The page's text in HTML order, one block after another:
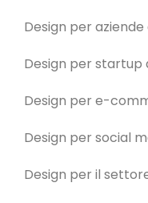
Design per
Design per startup
Design per e-
Design per social
Design per il